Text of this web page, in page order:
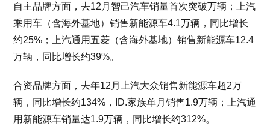
自主品牌方面，去12月智己汽车销量首次突破万辆；上汽
乘用车（含海外基地）销售新能源车4.1万辆，同比增长
约25%；上汽通用五菱（含海外基地）销售新能源车12.4
万辆，同比增长约39%。
合资品牌方面，去年12月上汽大众销售新能源车超2万
辆，同比增长约134%，ID.家族单月销售1.9万辆；上汽通
用新能源车销量达1.9万辆，同比增长约312%。